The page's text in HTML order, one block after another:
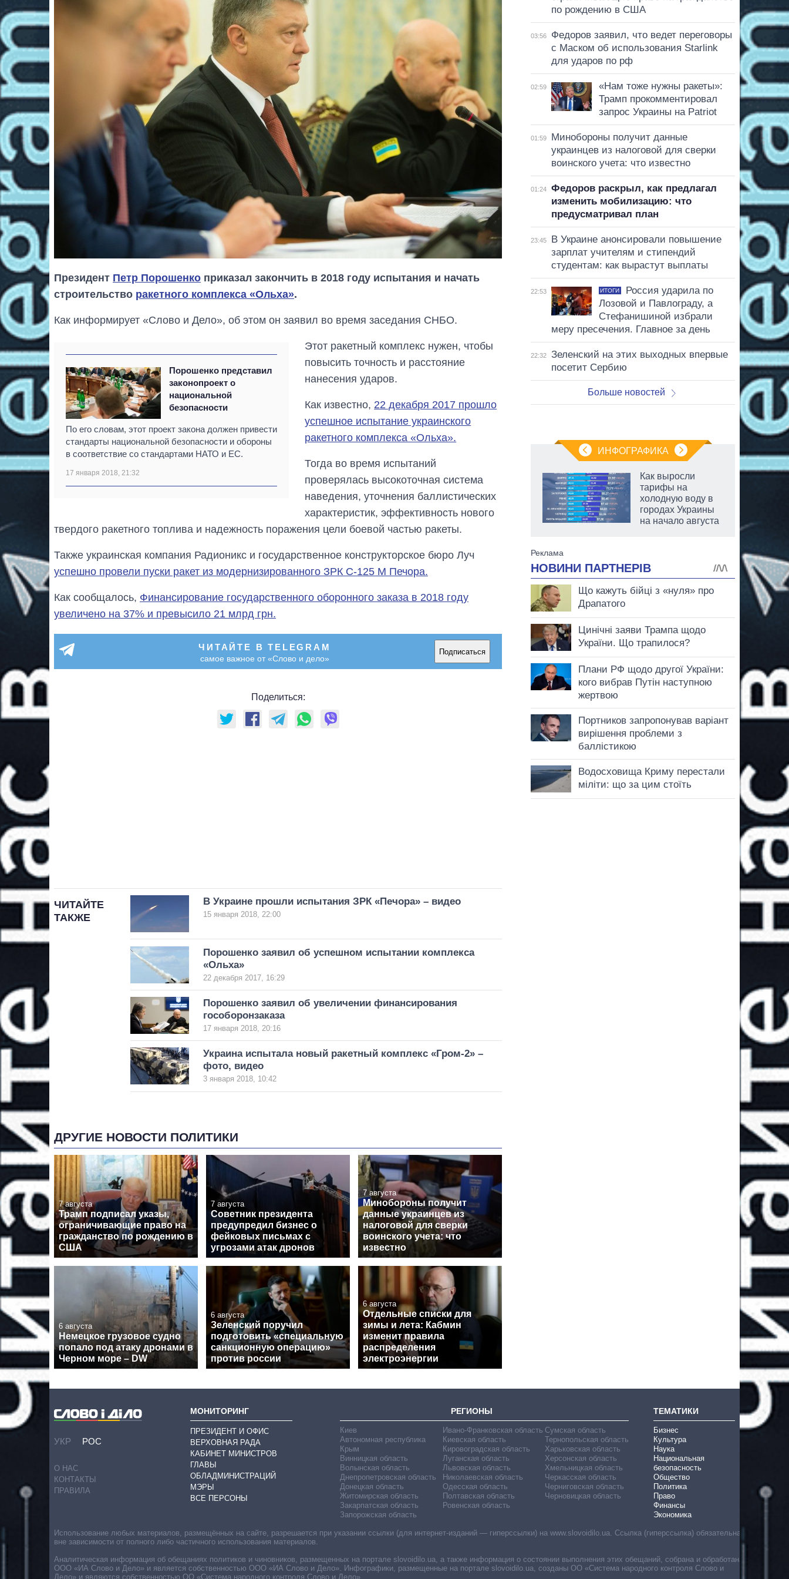
Президент Петр Порошенко приказал закончить в 2018 году испытания и начать
строительство ракетного комплекса «Ольха».
Как информирует «Слово и Дело», об этом он заявил во время заседания СНБО.
Порошенко представил
законопроект о
национальной
безопасности
По его словам, этот проект закона должен привести
стандарты национальной безопасности и обороны
в соответствие со стандартами НАТО и ЕС.
17 января 2018, 21:32
Этот ракетный комплекс нужен, чтобы
повысить точность и расстояние
нанесения ударов.
Как известно, 22 декабря 2017 прошло
успешное испытание украинского
ракетного комплекса «Ольха».
Тогда во время испытаний
проверялась высокоточная система
наведения, уточнения баллистических
характеристик, эффективность нового
твердого ракетного топлива и надежность поражения цели боевой частью ракеты.
Также украинская компания Радионикс и государственное конструкторское бюро Луч
успешно провели пуски ракет из модернизированного ЗРК C-125 М Печора.
Как сообщалось, Финансирование государственного оборонного заказа в 2018 году
увеличено на 37% и превысило 21 млрд грн.
ЧИТАЙТЕ В TELEGRAM
самое важное от «Слово и дело»
Подписаться
Поделиться:
ЧИТАЙТЕ
ТАКЖЕ
В Украине прошли испытания ЗРК «Печора» – видео
15 января 2018, 22:00
Порошенко заявил об успешном испытании комплекса
«Ольха»
22 декабря 2017, 16:29
Порошенко заявил об увеличении финансирования
гособоронзаказа
17 января 2018, 20:16
Украина испытала новый ракетный комплекс «Гром-2» –
фото, видео
3 января 2018, 10:42
ДРУГИЕ НОВОСТИ ПОЛИТИКИ
7 августа
Трамп подписал указы,
ограничивающие право на
гражданство по рождению в
США
7 августа
Советник президента
предупредил бизнес о
фейковых письмах с
угрозами атак дронов
7 августа
Минобороны получит
данные украинцев из
налоговой для сверки
воинского учета: что
известно
6 августа
Немецкое грузовое судно
попало под атаку дронами в
Черном море – DW
6 августа
Зеленский поручил
подготовить «специальную
санкционную операцию»
против россии
6 августа
Отдельные списки для
зимы и лета: Кабмин
изменит правила
распределения
электроэнергии
по рождению в США
03:56
Федоров заявил, что ведет переговоры
с Маском об использования Starlink
для ударов по рф
02:59
«Нам тоже нужны ракеты»:
Трамп прокомментировал
запрос Украины на Patriot
01:59
Минобороны получит данные
украинцев из налоговой для сверки
воинского учета: что известно
01:24
Федоров раскрыл, как предлагал
изменить мобилизацию: что
предусматривал план
23:45
В Украине анонсировали повышение
зарплат учителям и стипендий
студентам: как вырастут выплаты
22:53 ИТОГИ
Россия ударила по
Лозовой и Павлограду, а
Стефанишиной избрали
меру пресечения. Главное за день
22:32
Зеленский на этих выходных впервые
посетит Сербию
Больше новостей
ИНФОГРАФИКА
Экономика ИИ-
стоят и
зарабатывают
Как выросли
тарифы на
холодную воду в
городах Украины
на начало августа
УКР РОС
О НАС
КОНТАКТЫ
ПРАВИЛА
МОНИТОРИНГ
ПРЕЗИДЕНТ И ОФИС
ВЕРХОВНАЯ РАДА
КАБИНЕТ МИНИСТРОВ
ГЛАВЫ
ОБЛАДМИНИСТРАЦИЙ
МЭРЫ
ВСЕ ПЕРСОНЫ
РЕГИОНЫ
Киев
Автономная республика
Крым
Винницкая область
Волынская область
Днепропетровская область
Донецкая область
Житомирская область
Закарпатская область
Запорожская область
Ивано-Франковская область
Киевская область
Кировоградская область
Луганская область
Львовская область
Николаевская область
Одесская область
Полтавская область
Ровенская область
Сумская область
Тернопольская область
Харьковская область
Херсонская область
Хмельницкая область
Черкасская область
Черниговская область
Черновицкая область
ТЕМАТИКИ
Бизнес
Культура
Наука
Национальная
безопасность
Общество
Политика
Право
Финансы
Экономика
Использование любых материалов, размещённых на сайте, разрешается при указании ссылки (для интернет-изданий — гиперссылки) на www.slovoidilo.ua. Ссылка (гиперссылка) обязательна
вне зависимости от полного либо частичного использования материалов.
Аналитическая информация об обещаниях политиков и чиновников, размещенных на портале slovoidilo.ua, а также информация о состоянии выполнения этих обещаний, собрана и обработана
ООО «ИА Слово и Дело» и является собственностью ООО «ИА Слово и Дело». Инфографики, размещенные на портале slovoidilo.ua, созданы ОО «Система народного контроля Слово и
Дело» и являются собственностью ОО «Система народного контроля Слово и Дело».